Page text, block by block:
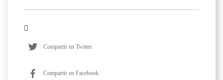
Compartir en Twitter
Compartir en Facebook